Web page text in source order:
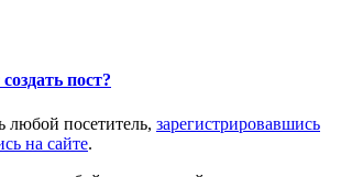
пост?
любой посетитель, зарегистрировавшись
на сайте.